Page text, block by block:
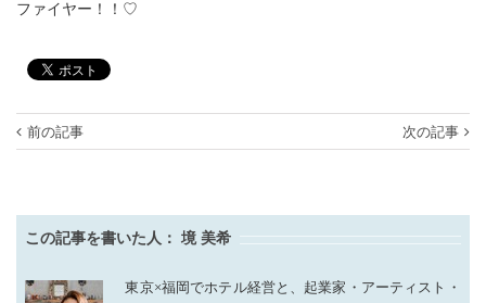
ファイヤー！！♡
前の記事 次の記事
この記事を書いた人：境 美希
東京×福岡でホテル経営と、起業家・アーティスト・